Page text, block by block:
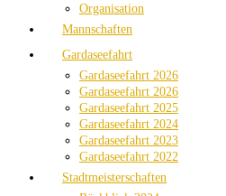
Organisation
Mannschaften
Gardaseefahrt
Gardaseefahrt 2026
Gardaseefahrt 2026
Gardaseefahrt 2025
Gardaseefahrt 2024
Gardaseefahrt 2023
Gardaseefahrt 2022
Stadtmeisterschaften